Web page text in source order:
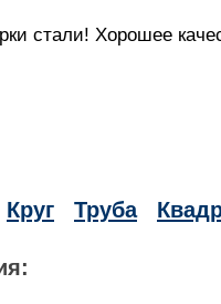
стали! Хорошее
Круг Труба